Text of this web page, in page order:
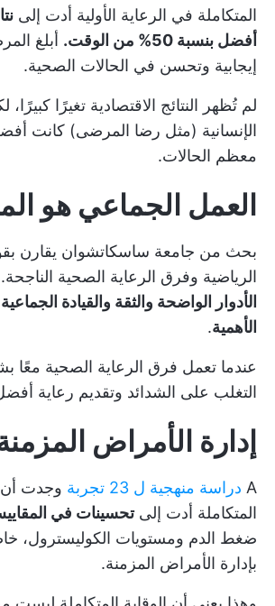
المتكاملة في الرعاية الأولية أدت إلى
أفضل بنسبة 50% من الوقت.
أبلغ
إيجابية وتحسن في الحالات الصحية.
لم تُظهر النتائج الاقتصادية تغيرًا كبيرًا،
الإنسانية (مثل رضا المرضى) كانت
معظم الحالات.
العمل الجماعي هو
بحث من جامعة ساسكاتشوان يقارن
الرياضية وفرق الرعاية الصحية
الأدوار الواضحة والثقة والقيادة
الأهمية.
عندما تعمل فرق الرعاية الصحية معًا
التغلب على الشدائد وتقديم رعاية
إدارة الأمراض
A دراسة منهجية ل 23 تجربة
وجدت أن
المتكاملة أدت إلىتحسينات في
ضغط الدم ومستويات الكوليسترول،
بإدارة الأمراض المزمنة.